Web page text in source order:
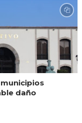
daño